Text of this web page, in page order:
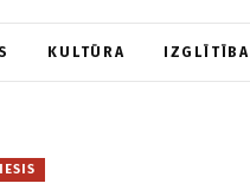
KULTŪRA IZGLĪTĪBA